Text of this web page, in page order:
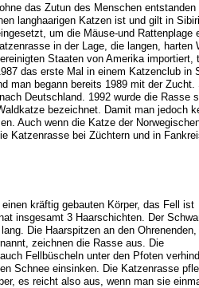
das Zutun des Menschen
langhaarigen Katzen ist und gilt in
um die Mäuse-und
in der Lage, die langen,
Staaten von Amerika
das erste Mal in einem Katzenclub
man begann bereits 1989 mit der
Deutschland. 1992 wurde die
bezeichnet. Damit man jedoch
Auch wenn die Katze der
Katzenrasse bei Züchtern und in
kräftig gebauten Körper, das Fell ist
insgesamt 3 Haarschichten. Der
Die Haarspitzen an den Ohrenenden,
zeichnen die Rasse aus. Die
Fellbüscheln unter den Pfoten
Schnee einsinken. Die Katzenrasse
es reicht also aus, wenn man sie